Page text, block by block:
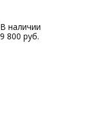
В наличии
9 800 руб.